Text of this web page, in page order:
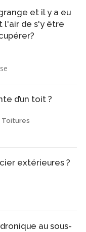
et il y a eu
l'air de s'y être
d’un toit ?
Toitures
extérieures ?
au sous-